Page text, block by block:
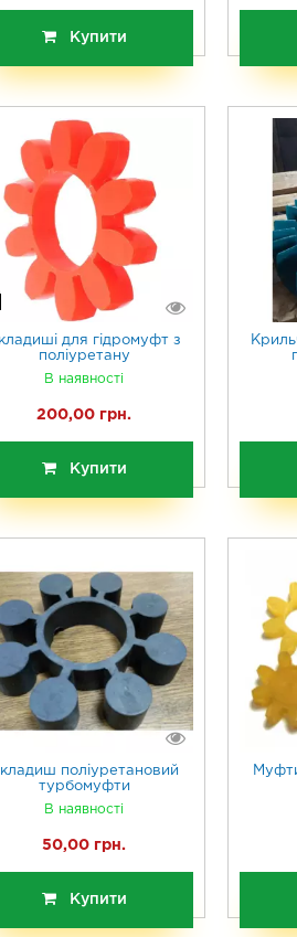
Купити
для гідромуфт з
поліуретану
В наявності
200,00 грн.
Купити
поліуретановий
турбомуфти
В наявності
50,00 грн.
Купити